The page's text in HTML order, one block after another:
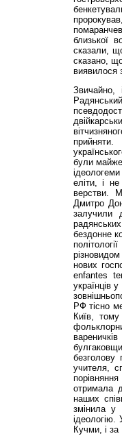
близької
сказали,
сказано,
виявилося
Звичайно,
прийняти.
були майже
еліти, і
верстви.
Дмитро
залучили
бездонне
нових
enfantes
українців
РФ тісно
Київ, тому
безголову
учителя,
отримала
наших
змінила у
ідеологію.
Кучми, і